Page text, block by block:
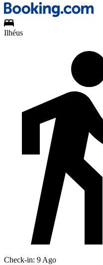
Ilhéus
Check-in: 9 Ago